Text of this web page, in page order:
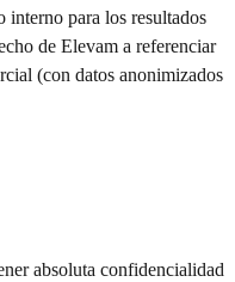
interno para los resultados
de Elevam a referenciar
(con datos anonimizados
absoluta confidencialidad